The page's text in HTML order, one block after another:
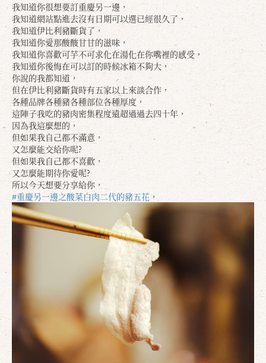
我知道你很想要訂重慶另一邊，
我知道網站點進去沒有日期可以選已經很久了，
我知道伊比利豬斷貨了，
我知道你愛那酸酸甘甘的滋味，
我知道你喜歡可芋不可求化在湯化在你嘴裡的感受，
我知道你後悔在可以訂的時候冰箱不夠大，
你說的我都知道，
但在伊比利豬斷貨時有五家以上來談合作，
各種品牌各種豬各種部位各種厚度，
這陣子我吃的豬肉密集程度遠超過過去四十年，
因為我這麼想的，
但如果我自己都不滿意，
又怎麼能交給你呢?
但如果我自己都不喜歡，
又怎麼能期待你愛呢?
所以今天想要分享給你，
#重慶另一邊之酸菜白肉二代的豬五花 ，